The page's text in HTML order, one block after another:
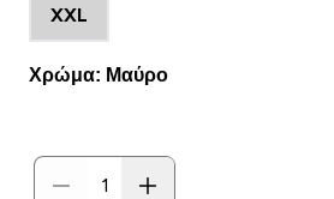
XXL
Χρώμα: Μαύρο